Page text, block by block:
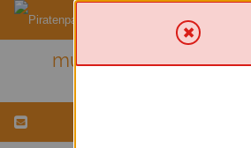
muenster - Kreis
Menü für